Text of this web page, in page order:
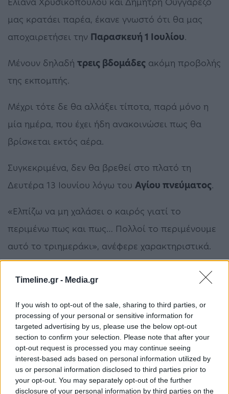
Timeline.gr - Media.gr
If you wish to opt-out of the sale, sharing to third parties, or
processing of your personal or sensitive information for
targeted advertising by us, please use the below opt-out
section to confirm your selection. Please note that after your
opt-out request is processed you may continue seeing
interest-based ads based on personal information utilized by
us or personal information disclosed to third parties prior to
your opt-out. You may separately opt-out of the further
disclosure of your personal information by third parties on the
μας κρατάει παρέα, έκανε γνωστό ότι θα μας
αποχαιρετήσει την Παρασκευή 1 Ιουλίου.
Μένουν δηλαδή τρεις βδομάδες ακόμη προβολής
της εκπομπής.
Μέχρι τότε δε θα αλλάξει τίποτα, παρά μόνο η
μία ημέρα, που έχει ήδη ανακοινώσει πως θα
βρίσκεται εκτός αέρα.
Συγκεκριμένα, δεν θα βρεθεί στο πλατό τη
Δευτέρα 13 Ιουνίου λόγω του Αγίου πνεύματος.
«Ελπίζω να μη χαλάσει ο καιρός γιατί το
περιμένω πως και πως… Πολλοί το περιμένουμε
αυτό το τριημεράκι», ανέφερε χαρακτηριστικά.
ΠΡΟΗΓΟΎΜΕΝΟ ΆΡΘΡΟ
Αττική: Ξεκίνησε το
Παρατηρητήριο
Ανακύκλωσης από την
Περιφέρεια και τον
ΕΔΣΝΑ
ΕΠΌΜΕΝΟ ΆΡΘΡΟ
ATP Στουτγκάρδης:
«Στάση» Μάρεϊ για τον
Στέφανο Τσιτσιπά